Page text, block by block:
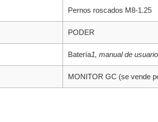
Pernos roscados M8-1.25
PODER
Batería1, manual de usuario
MONITOR GC (se vende